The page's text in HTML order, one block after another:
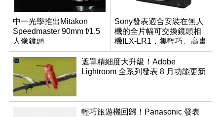
中一光學推出Mitakon
Speedmaster 90mm f/1.5
人像鏡頭
Sony發表適合安裝在無人
機的全片幅可交換鏡頭相
機ILX-LR1，集輕巧、高畫
質於一身
遮罩精細度大升級！Adobe
Lightroom 全系列發表 8 月功能更新
輕巧旅遊機回歸！Panasonic 發表